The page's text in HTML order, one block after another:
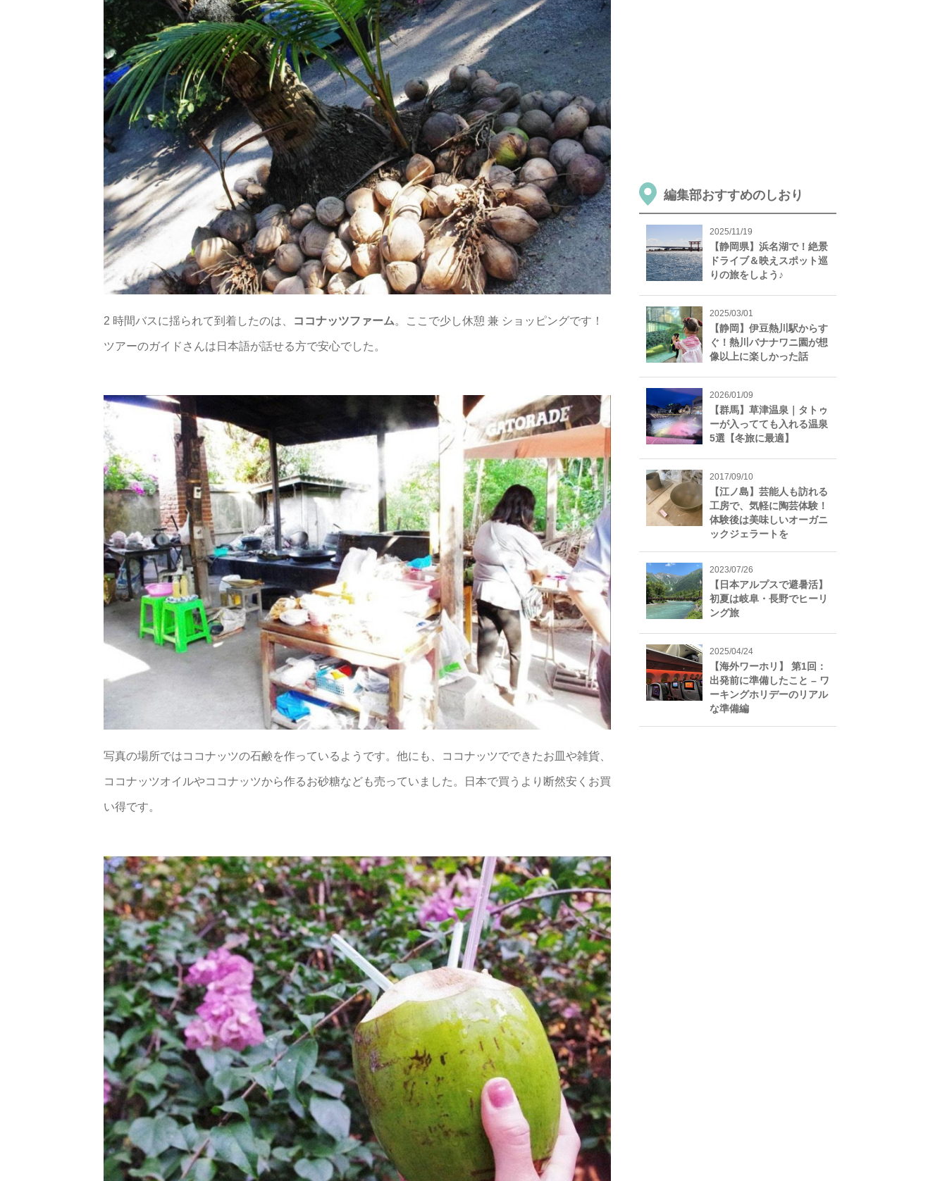
2 時間バスに揺られて到着したのは、 ココナッツファーム。ここで少し休憩 兼 ショッピングです！
ツアーのガイドさんは日本語が話せる方で安心でした。
写真の場所ではココナッツの石鹸を作っているようです。他にも、ココナッツでできたお皿や雑貨、
ココナッツオイルやココナッツから作るお砂糖なども売っていました。日本で買うより断然安くお買
い得です。
編集部おすすめのしおり
2025/11/19
【静岡県】浜名湖で！絶景
ドライブ＆映えスポット巡
りの旅をしよう♪
2025/03/01
【静岡】伊豆熱川駅からす
ぐ！熱川バナナワニ園が想
像以上に楽しかった話
2026/01/09
【群馬】草津温泉｜タトゥ
ーが入ってても入れる温泉
5選【冬旅に最適】
2017/09/10
【江ノ島】芸能人も訪れる
工房で、気軽に陶芸体験！
体験後は美味しいオーガニ
ックジェラートを
2023/07/26
【日本アルプスで避暑活】
初夏は岐阜・長野でヒーリ
ング旅
2025/04/24
【海外ワーホリ】 第1回：
出発前に準備したこと – ワ
ーキングホリデーのリアル
な準備編